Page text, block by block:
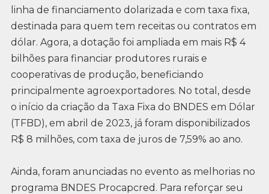
linha de financiamento dolarizada e com taxa fixa,
destinada para quem tem receitas ou contratos em
dólar. Agora, a dotação foi ampliada em mais R$ 4
bilhões para financiar produtores rurais e
cooperativas de produção, beneficiando
principalmente agroexportadores. No total, desde
o início da criação da Taxa Fixa do BNDES em Dólar
(TFBD), em abril de 2023, já foram disponibilizados
R$ 8 milhões, com taxa de juros de 7,59% ao ano.
Ainda, foram anunciadas no evento as melhorias no
programa BNDES Procapcred. Para reforçar seu